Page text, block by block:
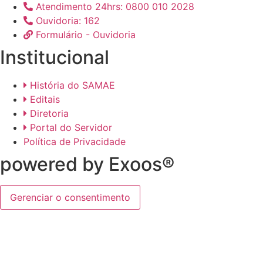
Atendimento 24hrs: 0800 010 2028
Ouvidoria: 162
Formulário - Ouvidoria
Institucional
História do SAMAE
Editais
Diretoria
Portal do Servidor
Política de Privacidade
powered by Exoos®
Gerenciar o consentimento